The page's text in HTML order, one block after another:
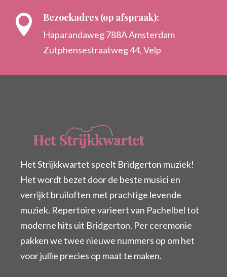
 Bezoekadres (op afspraak):
Haparandaweg 788A Amsterdam
Zutphensestraatweg 44, Velp
Het Strijkkwartet speelt Bridgerton muziek!
Het wordt bezet door de beste musici en
verrijkt bruiloften met prachtige levende
muziek. Repertoire varieert van Pachelbel tot
moderne hits uit Bridgerton. Per ceremonie
pakken we twee nieuwe nummers op om het
voor jullie precies op maat te maken.